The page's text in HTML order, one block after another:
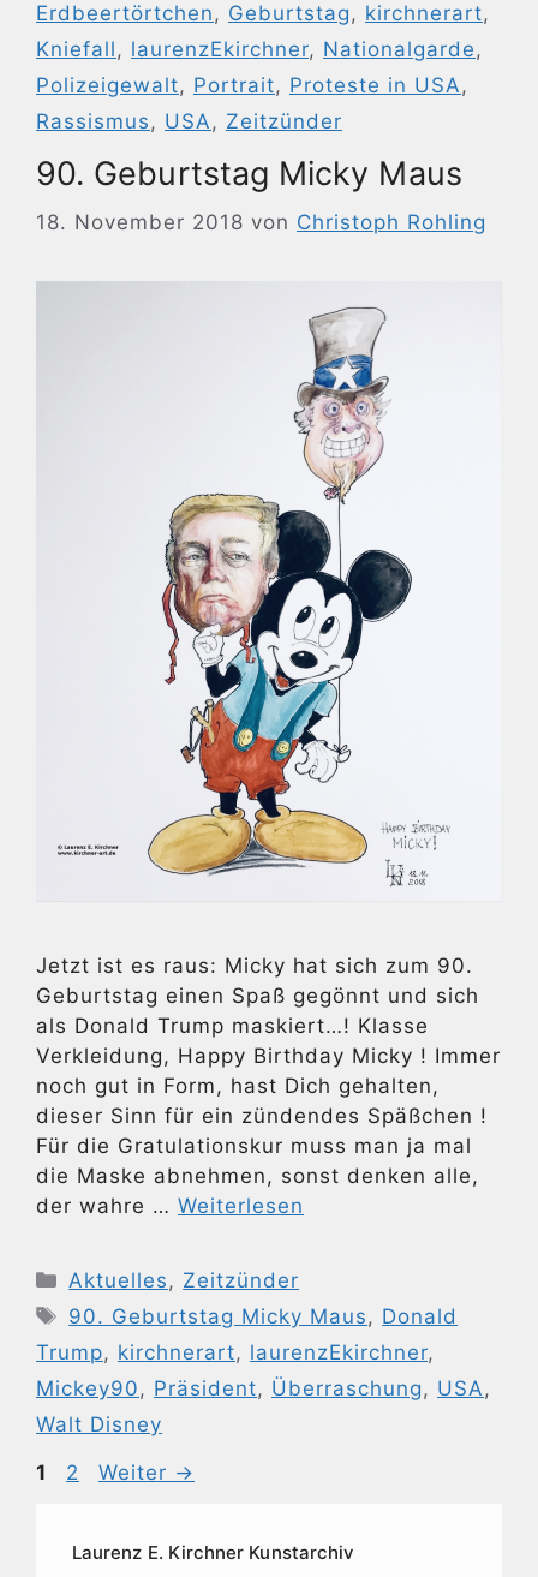
Erdbeertörtchen, Geburtstag, kirchnerart,
Kniefall, laurenzEkirchner, Nationalgarde,
Polizeigewalt, Portrait, Proteste in USA,
Rassismus, USA, Zeitzünder
90. Geburtstag Micky Maus
18. November 2018 von Christoph Rohling
Jetzt ist es raus: Micky hat sich zum 90.
Geburtstag einen Spaß gegönnt und sich
als Donald Trump maskiert…! Klasse
Verkleidung, Happy Birthday Micky ! Immer
noch gut in Form, hast Dich gehalten,
dieser Sinn für ein zündendes Späßchen !
Für die Gratulationskur muss man ja mal
die Maske abnehmen, sonst denken alle,
der wahre … Weiterlesen
Kategorien
Aktuelles, Zeitzünder
Schlagwörter
90. Geburtstag Micky Maus, Donald
Trump, kirchnerart, laurenzEkirchner,
Mickey90, Präsident, Überraschung, USA,
Walt Disney
Seite
1 Seite
2 Weiter →
Laurenz E. Kirchner Kunstarchiv